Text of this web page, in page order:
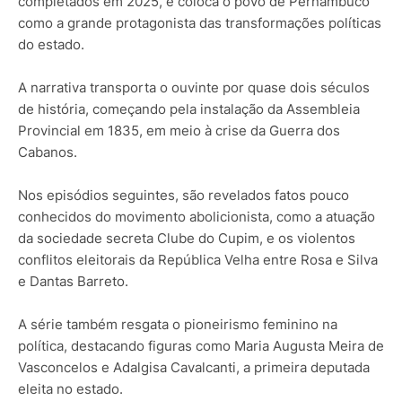
como a grande protagonista das transformações políticas
do estado.
A narrativa transporta o ouvinte por quase dois séculos
de história, começando pela instalação da Assembleia
Provincial em 1835, em meio à crise da Guerra dos
Cabanos.
Nos episódios seguintes, são revelados fatos pouco
conhecidos do movimento abolicionista, como a atuação
da sociedade secreta Clube do Cupim, e os violentos
conflitos eleitorais da República Velha entre Rosa e Silva
e Dantas Barreto.
A série também resgata o pioneirismo feminino na
política, destacando figuras como Maria Augusta Meira de
Vasconcelos e Adalgisa Cavalcanti, a primeira deputada
eleita no estado.